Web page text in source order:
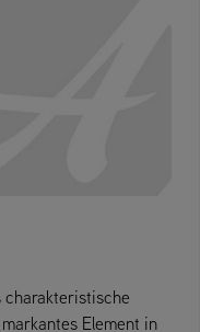
charakteristische
markantes Element in